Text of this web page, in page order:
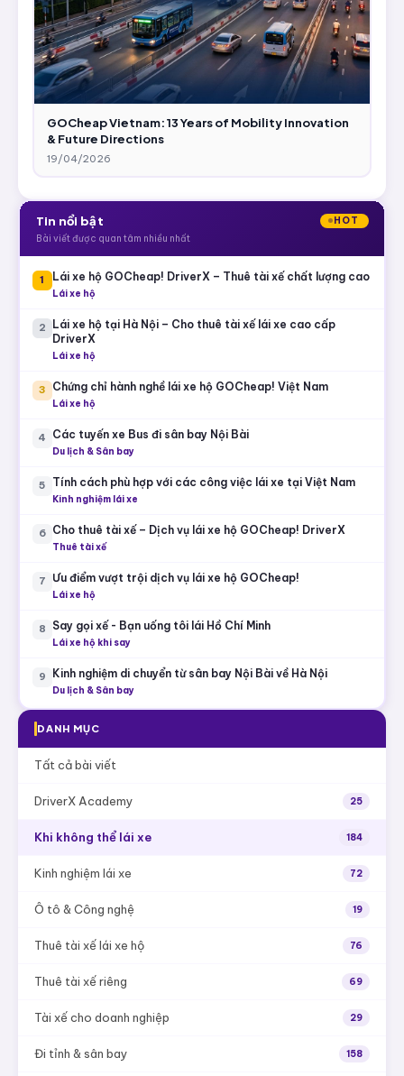
GOCheap Vietnam: 13 Years of Mobility Innovation
& Future Directions
19/04/2026
Tin nổi bật
HOT
Bài viết được quan tâm nhiều nhất
1 Lái xe hộ GOCheap! DriverX – Thuê tài xế chất lượng cao
Lái xe hộ
2 Lái xe hộ tại Hà Nội – Cho thuê tài xế lái xe cao cấp
DriverX
Lái xe hộ
3 Chứng chỉ hành nghề lái xe hộ GOCheap! Việt Nam
Lái xe hộ
4 Các tuyến xe Bus đi sân bay Nội Bài
Du lịch & Sân bay
5 Tính cách phù hợp với các công việc lái xe tại Việt Nam
Kinh nghiệm lái xe
6 Cho thuê tài xế – Dịch vụ lái xe hộ GOCheap! DriverX
Thuê tài xế
7 Ưu điểm vượt trội dịch vụ lái xe hộ GOCheap!
Lái xe hộ
8 Say gọi xế - Bạn uống tôi lái Hồ Chí Minh
Lái xe hộ khi say
9 Kinh nghiệm di chuyển từ sân bay Nội Bài về Hà Nội
Du lịch & Sân bay
DANH MỤC
Tất cả bài viết
DriverX Academy 25
Khi không thể lái xe 184
Kinh nghiệm lái xe 72
Ô tô & Công nghệ 19
Thuê tài xế lái xe hộ 76
Thuê tài xế riêng 69
Tài xế cho doanh nghiệp 29
Đi tỉnh & sân bay 158